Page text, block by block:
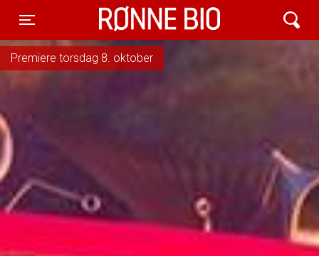
Toggle navigation
Rønne Bio
Premiere torsdag 8. oktober